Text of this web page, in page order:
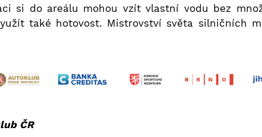
si do areálu mohou vzít vlastní vodu bez
také hotovost. Mistrovství světa silničních
ČR